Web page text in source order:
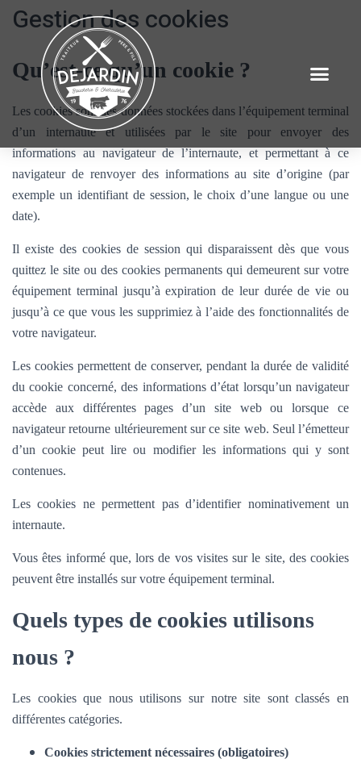
Gestion des cookies
Qu’est-ce qu’un cookie ?
Les cookies sont des données stockées dans l’équipement terminal
d’un internaute et utilisées par le site pour envoyer des
informations au navigateur de l’internaute, et permettant à ce
navigateur de renvoyer des informations au site d’origine (par
exemple un identifiant de session, le choix d’une langue ou une
date).
Il existe des cookies de session qui disparaissent dès que vous
quittez le site ou des cookies permanents qui demeurent sur votre
équipement terminal jusqu’à expiration de leur durée de vie ou
jusqu’à ce que vous les supprimiez à l’aide des fonctionnalités de
votre navigateur.
Les cookies permettent de conserver, pendant la durée de validité
du cookie concerné, des informations d’état lorsqu’un navigateur
accède aux différentes pages d’un site web ou lorsque ce
navigateur retourne ultérieurement sur ce site web. Seul l’émetteur
d’un cookie peut lire ou modifier les informations qui y sont
contenues.
Les cookies ne permettent pas d’identifier nominativement un
internaute.
Vous êtes informé que, lors de vos visites sur le site, des cookies
peuvent être installés sur votre équipement terminal.
Quels types de cookies utilisons
nous ?
Les cookies que nous utilisons sur notre site sont classés en
différentes catégories.
Cookies strictement nécessaires (obligatoires)